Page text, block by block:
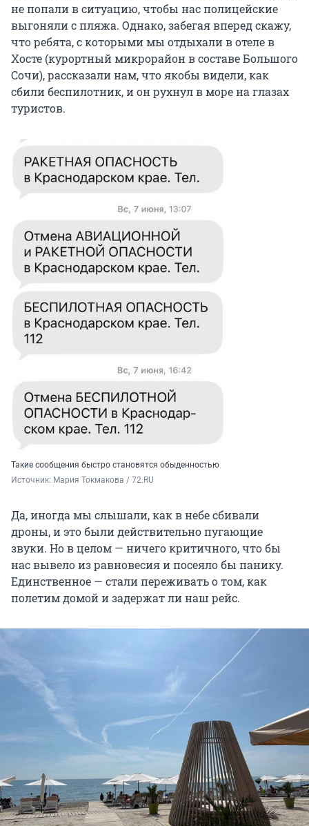
не попали в ситуацию, чтобы нас полицейские
выгоняли с пляжа. Однако, забегая вперед скажу,
что ребята, с которыми мы отдыхали в отеле в
Хосте (курортный микрорайон в составе Большого
Сочи), рассказали нам, что якобы видели, как
сбили беспилотник, и он рухнул в море на глазах
туристов.
Такие сообщения быстро становятся обыденностью
Источник: Мария Токмакова / 72.RU
Да, иногда мы слышали, как в небе сбивали
дроны, и это были действительно пугающие
звуки. Но в целом — ничего критичного, что бы
нас вывело из равновесия и посеяло бы панику.
Единственное — стали переживать о том, как
полетим домой и задержат ли наш рейс.